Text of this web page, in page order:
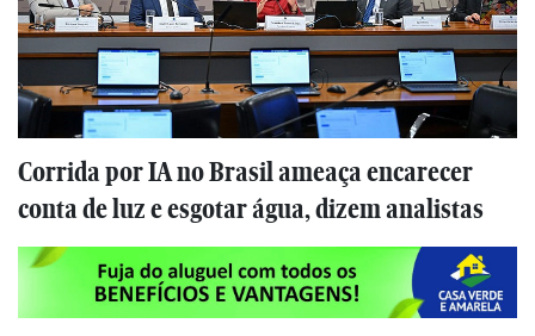
Corrida por IA no Brasil ameaça encarecer
conta de luz e esgotar água, dizem analistas